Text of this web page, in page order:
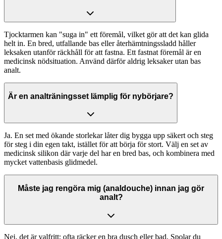
Tjocktarmen kan "suga in" ett föremål, vilket gör att det kan glida
helt in. En bred, utfallande bas eller återhämtningssladd håller
leksaken utanför räckhåll för att fastna. Ett fastnat föremål är en
medicinsk nödsituation. Använd därför aldrig leksaker utan bas
analt.
Är en analträningsset lämplig för nybörjare?
Ja. En set med ökande storlekar låter dig bygga upp säkert och steg
för steg i din egen takt, istället för att börja för stort. Välj en set av
medicinsk silikon där varje del har en bred bas, och kombinera med
mycket vattenbasis glidmedel.
Måste jag rengöra mig (analdouche) innan jag gör
analt?
Nej, det är valfritt; ofta räcker en bra dusch eller bad. Spolar du